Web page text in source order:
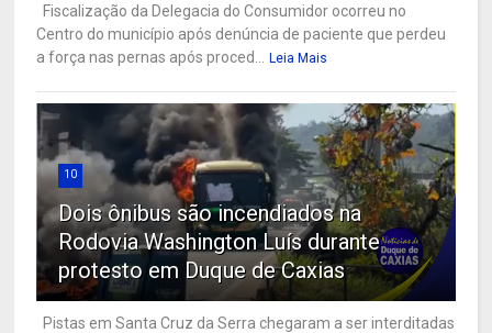
Fiscalização da Delegacia do Consumidor ocorreu no
Centro do município após denúncia de paciente que perdeu
a força nas pernas após proced...
Leia Mais
10
Dois ônibus são incendiados na
Rodovia Washington Luís durante
protesto em Duque de Caxias
Pistas em Santa Cruz da Serra chegaram a ser interditadas